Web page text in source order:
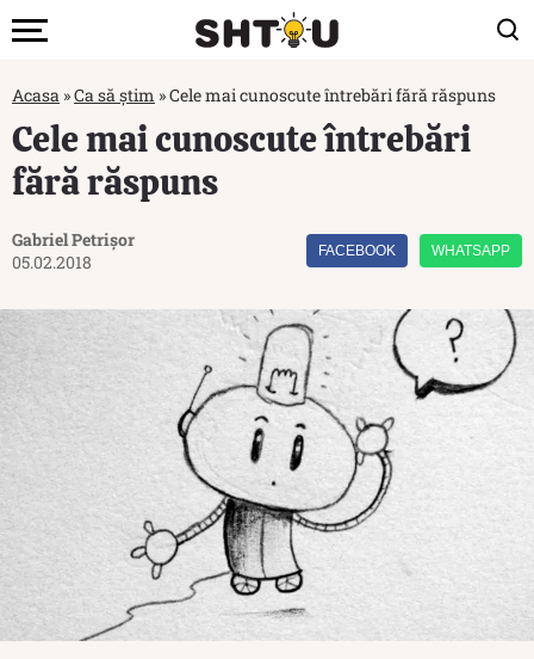
Acasa »Ca să știm »Cele mai cunoscute întrebări fără răspuns
Cele mai cunoscute întrebări
fără răspuns
Gabriel Petrișor
05.02.2018
FACEBOOK WHATSAPP